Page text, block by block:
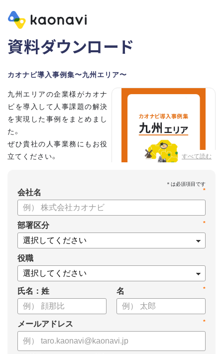
資料ダウンロード
カオナビ導入事例集〜九州エリア〜
すべて読む
九州エリアの企業様がカオナ
ビを導入して人事課題の解決
を実現した事例をまとめまし
た。
ぜひ貴社の人事業務にもお役
立てください。
*
会社名
*
部署区分
役職
氏名：姓 *
名
*
メールアドレス